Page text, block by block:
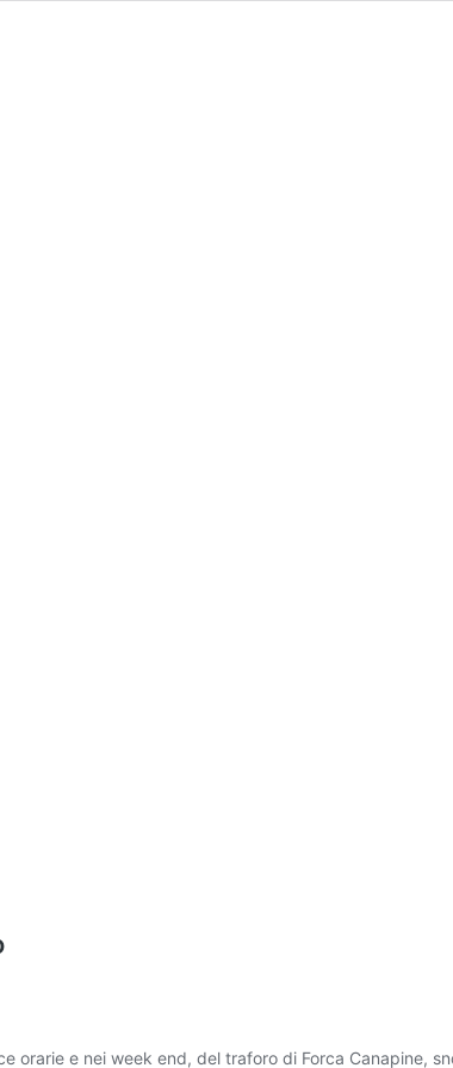
orarie e nei week end, del traforo di Forca Canapine,